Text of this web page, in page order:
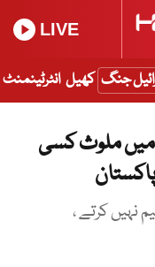
LIVE
جنگ کھیل انٹرٹینمنٹ
میں ملوث کسی
نہیں کرتے ،